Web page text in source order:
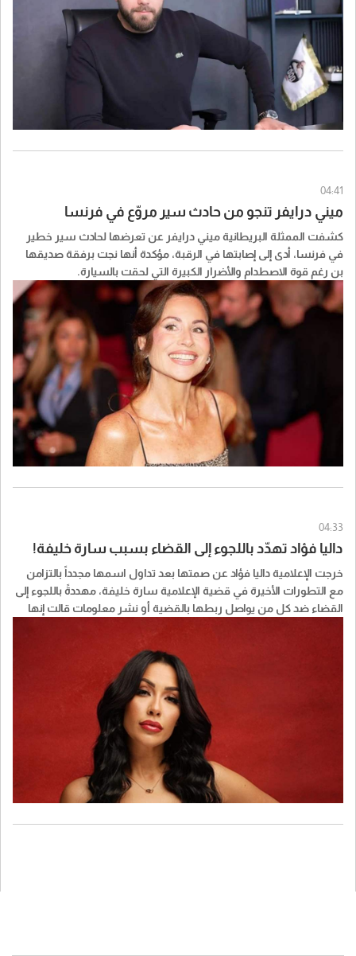
04:41
ميني درايفر تنجو من حادث سير مروّع في فرنسا
كشفت الممثلة البريطانية ميني درايفر عن تعرضها لحادث سير خطير
في فرنسا، أدى إلى إصابتها في الرقبة، مؤكدة أنها نجت برفقة صديقها
بن رغم قوة الاصطدام والأضرار الكبيرة التي لحقت بالسيارة.
04:33
داليا فؤاد تهدّد باللجوء إلى القضاء بسبب سارة خليفة!
خرجت الإعلامية داليا فؤاد عن صمتها بعد تداول اسمها مجدداً بالتزامن
مع التطورات الأخيرة في قضية الإعلامية سارة خليفة، مهددةً باللجوء إلى
القضاء ضد كل من يواصل ربطها بالقضية أو نشر معلومات قالت إنها